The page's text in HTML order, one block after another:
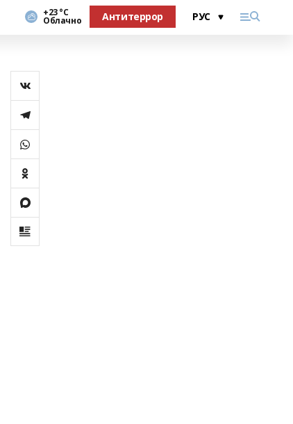
+23 °С
Облачно Антитеррор